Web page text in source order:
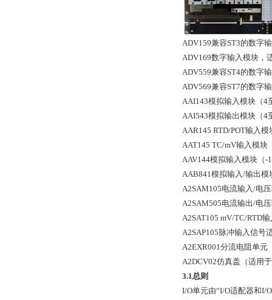
ADV159兼容ST3的数字
ADV169数字输入模块，
ADV559兼容ST4的数字
ADV569兼容ST7的数字
AAI143模拟输入模块（4
AAI543模拟输出模块（4
AAR145 RTD/POT输入
AAT145 TC/mV输入模块
AAV144模拟输入模块（-
AAB841模拟输入/输出模
A2SAM105电流输入/电
A2SAM505电流输出/电
A2SAT105 mV/TC/RTD
A2SAP105脉冲输入信号
A2EXR001分流电阻单元
A2DCV02仿真盖（适用
3.1总则
I/O单元由“I/O适配器和I/